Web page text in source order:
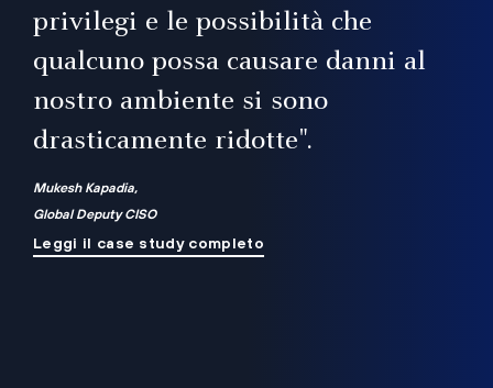
privilegi e le possibilità che
qualcuno possa causare danni al
nostro ambiente si sono
drasticamente ridotte".
Mukesh Kapadia,
Global Deputy CISO
Leggi il case study completo